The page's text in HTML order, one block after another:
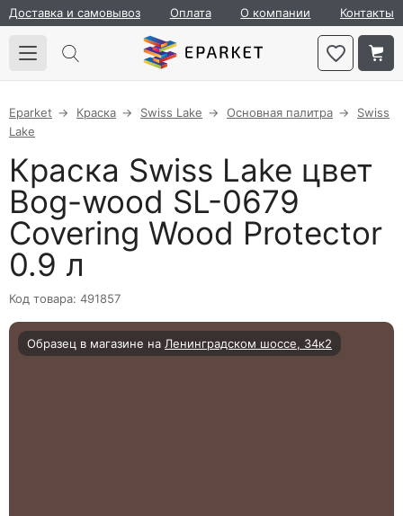
Доставка и самовывоз Оплата О компании Контакты
Eparket Краска Swiss Lake Основная палитра
Swiss
Lake
Краска Swiss Lake цвет
Bog-wood SL-0679
Covering Wood Protector
0.9 л
Код товара: 491857
Образец в магазине на Ленинградском шоссе, 34к2